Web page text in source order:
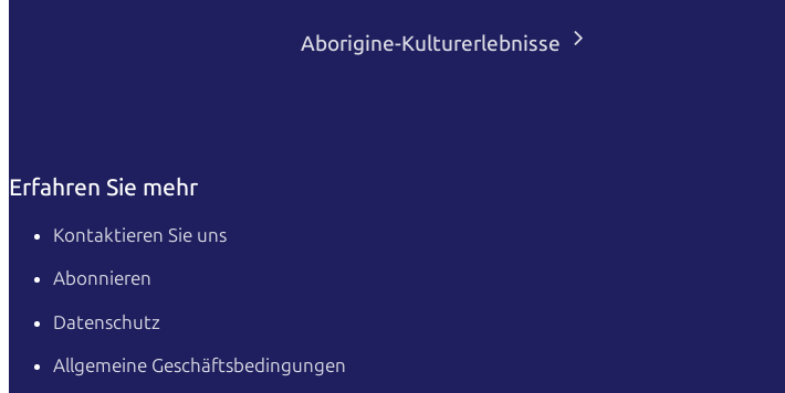
Aborigine-Kulturerlebnisse
Erfahren Sie mehr
Kontaktieren Sie uns
Abonnieren
Datenschutz
Allgemeine Geschäftsbedingungen